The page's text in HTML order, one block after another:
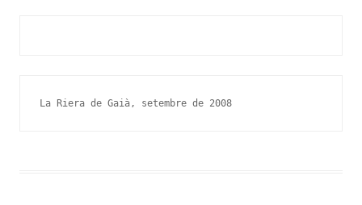
La Riera de Gaià, setembre de 2008